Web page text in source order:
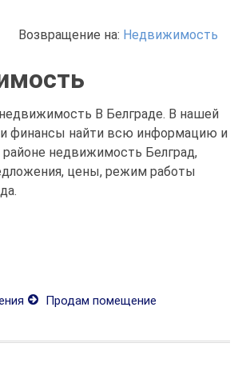
Возвращение на: Недвижимость
В Белграде. В нашей
и финансы найти всю информацию и
недвижимость Белград,
цены, режим работы
Продам помещение